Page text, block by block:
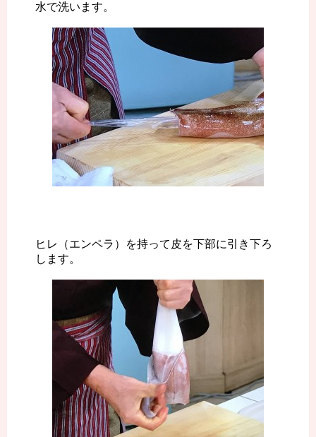
水で洗います。
ヒレ（エンペラ）を持って皮を下部に引き下ろ
します。